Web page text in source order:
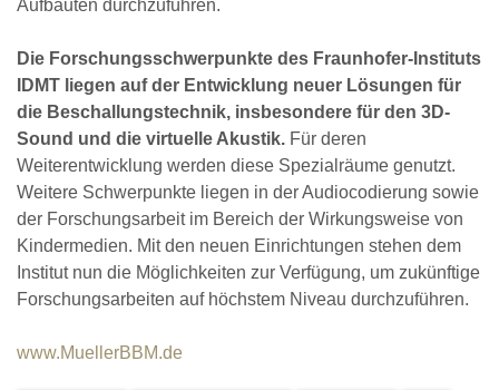
Aufbauten durchzuführen.
Die Forschungsschwerpunkte des Fraunhofer-Instituts
IDMT liegen auf der Entwicklung neuer Lösungen für
die Beschallungstechnik, insbesondere für den 3D-
Sound und die virtuelle Akustik. Für deren
Weiterentwicklung werden diese Spezialräume genutzt.
Weitere Schwerpunkte liegen in der Audiocodierung sowie
der Forschungsarbeit im Bereich der Wirkungsweise von
Kindermedien. Mit den neuen Einrichtungen stehen dem
Institut nun die Möglichkeiten zur Verfügung, um zukünftige
Forschungsarbeiten auf höchstem Niveau durchzuführen.
www.MuellerBBM.de